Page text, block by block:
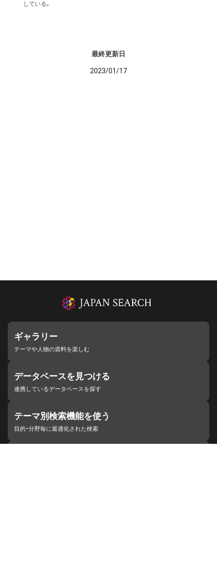
している。
最終更新日
2023/01/17
ギャラリー
テーマや人物の資料を楽しむ
データベースを見つける
連携しているデータベースを探す
テーマ別検索機能を使う
目的・分野毎に最適化された検索